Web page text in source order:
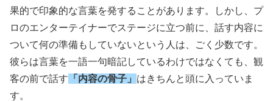
果的で印象的な言葉を発することがあります。しかし、プ
ロのエンターテイナーでステージに立つ前に、話す内容に
ついて何の準備もしていないという人は、ごく少数です。
彼らは言葉を一語一句暗記しているわけではなくても、観
客の前で話す 「内容の骨子」 はきちんと頭に入っていま
す。